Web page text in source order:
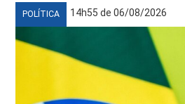
POLÍTICA 14h55 de 06/08/2026